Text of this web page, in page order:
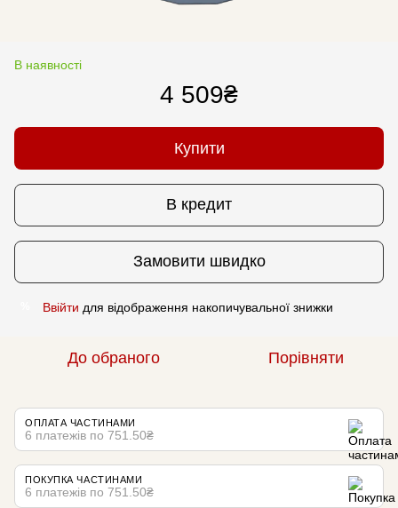
В наявності
4 509₴
Купити
В кредит
Замовити швидко
Ввійти для відображення накопичувальної знижки
До обраного Порівняти
ОПЛАТА ЧАСТИНАМИ
6 платежів по 751.50₴
ПОКУПКА ЧАСТИНАМИ
6 платежів по 751.50₴